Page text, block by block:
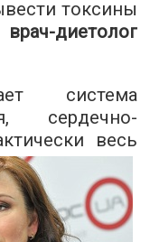
токсины
врач-диетолог
система
сердечно-
весь